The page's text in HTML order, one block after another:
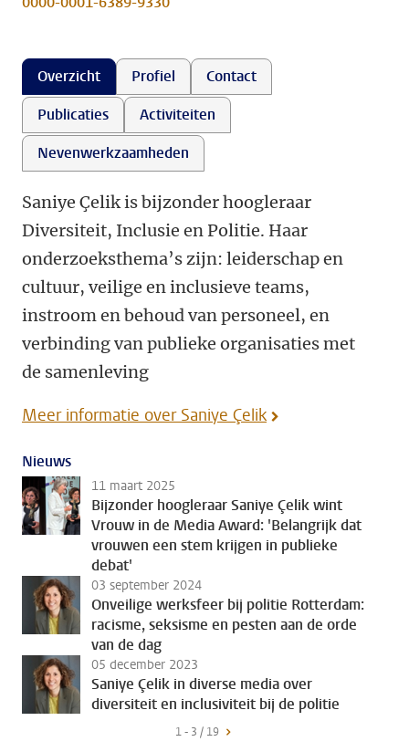
Overzicht Profiel
Contact
Publicaties
Activiteiten
Nevenwerkzaamheden
Saniye Çelik is bijzonder hoogleraar
Diversiteit, Inclusie en Politie. Haar
onderzoeksthema’s zijn: leiderschap en
cultuur, veilige en inclusieve teams,
instroom en behoud van personeel, en
verbinding van publieke organisaties met
de samenleving
Meer informatie over Saniye Çelik
Nieuws
11 maart 2025
Bijzonder hoogleraar Saniye Çelik wint
Vrouw in de Media Award: 'Belangrijk dat
vrouwen een stem krijgen in publieke
debat'
03 september 2024
Onveilige werksfeer bij politie Rotterdam:
racisme, seksisme en pesten aan de orde
van de dag
05 december 2023
Saniye Çelik in diverse media over
diversiteit en inclusiviteit bij de politie
1 - 3 / 19